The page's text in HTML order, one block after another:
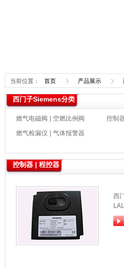
当前位置： 首页 产品展示
西门子Siemens分类
燃气电磁阀 | 空燃比例阀
控制
燃气检漏仪 | 气体报警器
控制器 | 程控器
西